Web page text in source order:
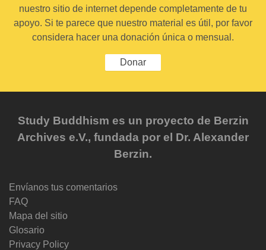
nuestro sitio de internet depende completamente de tu
apoyo. Si te parece que nuestro material es útil, por favor
considera hacer una donación única o mensual.
Donar
Study Buddhism es un proyecto de Berzin
Archives e.V., fundada por el Dr. Alexander
Berzin.
Envíanos tus comentarios
FAQ
Mapa del sitio
Glosario
Privacy Policy